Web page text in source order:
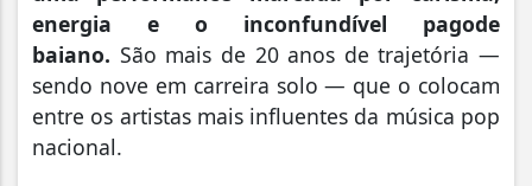
energia e o inconfundível pagode
baiano. São mais de 20 anos de trajetória —
sendo nove em carreira solo — que o colocam
entre os artistas mais influentes da música pop
nacional.